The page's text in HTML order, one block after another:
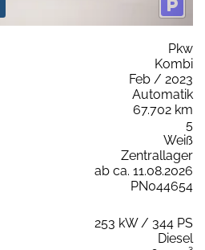
Pkw
Kombi
Feb / 2023
Automatik
67.702 km
5
Weiß
Zentrallager
ab ca. 11.08.2026
PN044654
253 kW / 344 PS
Diesel